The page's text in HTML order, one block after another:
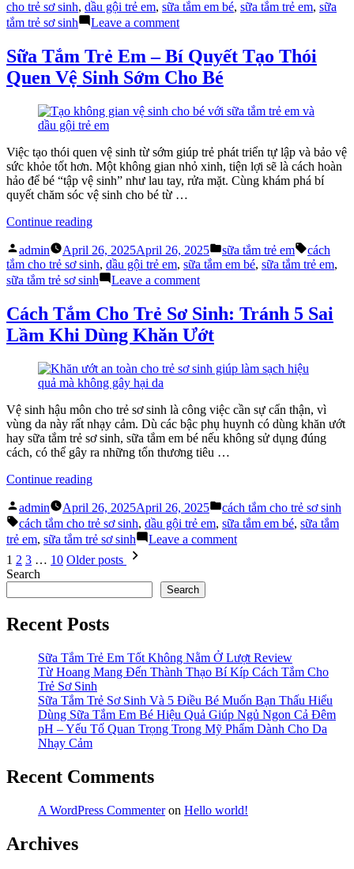
Tắm
Em
Phải
“3
Không”?”
by in
cho trẻ sơ sinh, dầu gội trẻ em, sữa tắm em bé, sữa tắm trẻ em, sữa
tắm trẻ sơ sinh
Leave a commenton
Sao
Sữa
Tắm
Bé
Phải
Không”?
Sữa Tắm Trẻ Em – Bí Quyết Tạo Thói
Quen Vệ Sinh Sớm Cho Bé
Việc tạo thói quen vệ sinh từ sớm giúp trẻ phát triển tự lập và bảo vệ
sức khỏe tốt hơn. Một không gian nhỏ xinh, tiện lợi sẽ là cách hoàn
hảo để bé “tập vệ sinh” như lau tay, rửa mặt. Cùng khám phá bí
quyết chăm sóc vệ sinh cho bé từ …
Continue reading“Sữa
Trẻ
Em
–
Quyết
Tạo
Thói
Quen
Vệ
Sinh
Sớm
Cho
Bé”
Posted
by
admin April 26, 2025April 26, 2025
Posted
in
sữa tắm trẻ em Tags:
cách
tắm cho trẻ sơ sinh, dầu gội trẻ em, sữa tắm em bé, sữa tắm trẻ em,
sữa tắm trẻ sơ sinh
Leave a commenton
Tắm
Trẻ
Em
–
Bí
Quyết
Thói
Quen
Vệ
Sinh
Cách Tắm Cho Trẻ Sơ Sinh: Tránh 5 Sai
Lầm Khi Dùng Khăn Ướt
Vệ sinh hậu môn cho trẻ sơ sinh là công việc cần sự cẩn thận, vì
vùng da này rất nhạy cảm. Dù các bậc phụ huynh có dùng khăn ướt
hay sữa tắm trẻ sơ sinh, sữa tắm em bé nếu không sử dụng đúng
cách, có thể gây ra những tổn thương tiêu …
Continue reading“Cách
Cho
Trẻ
Sơ
Sinh:
Tránh
Khi
Dùng
Ướt”
Posted
by
admin April 26, 2025April 26, 2025
Posted
in
cách tắm cho trẻ sơ sinh
Tags:
cách tắm cho trẻ sơ sinh, dầu gội trẻ em, sữa tắm em bé, sữa tắm
trẻ em, sữa tắm trẻ sơ sinh Leave a commenton
Sai
Lầm
Khi
Dùng
Khăn
Ướt
Posts
pagination
1 2 3 … 10 Older posts
Search
Search
Recent Posts
Sữa Tắm Trẻ Em Tốt Không Nằm Ở Lượt Review
Từ Hoang Mang Đến Thành Thạo Bí Kíp Cách Tắm Cho
Trẻ Sơ Sinh
Sữa Tắm Trẻ Sơ Sinh Và 5 Điều Bé Muốn Bạn Thấu Hiểu
Dùng Sữa Tắm Em Bé Hiệu Quả Giúp Ngủ Ngon Cả Đêm
pH – Yếu Tố Quan Trọng Trong Mỹ Phẩm Dành Cho Da
Nhạy Cảm
Recent Comments
A WordPress Commenteron Hello world!
Archives